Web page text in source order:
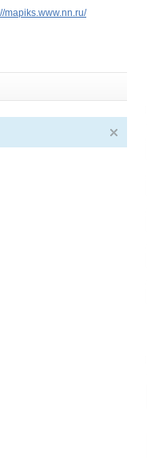
mapiks.www.nn.ru/